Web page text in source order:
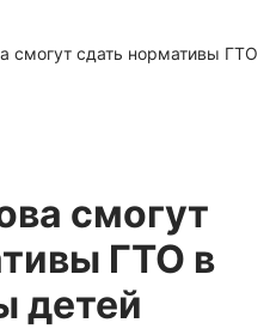
смогут сдать нормативы ГТО
смогут
ГТО в
детей